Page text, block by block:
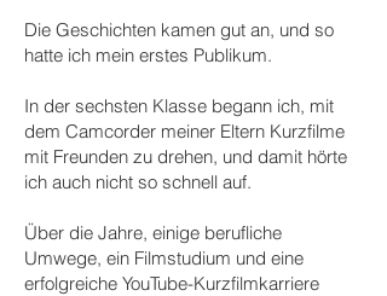
Die Geschichten kamen gut an, und so
hatte ich mein erstes Publikum.
In der sechsten Klasse begann ich, mit
dem Camcorder meiner Eltern Kurzfilme
mit Freunden zu drehen, und damit hörte
ich auch nicht so schnell auf.
Über die Jahre, einige berufliche
Umwege, ein Filmstudium und eine
erfolgreiche YouTube-Kurzfilmkarriere